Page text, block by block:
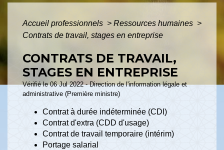
Accueil professionnels > Ressources humaines >
Contrats de travail, stages en entreprise
CONTRATS DE TRAVAIL,
STAGES EN ENTREPRISE
Vérifié le 06 Jul 2022 - Direction de l'information légale et
administrative (Première ministre)
Contrat à durée indéterminée (CDI)
Contrat d'extra (CDD d'usage)
Contrat de travail temporaire (intérim)
Portage salarial